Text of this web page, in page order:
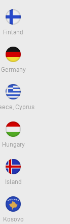
Finland
Germany
Cyprus
Hungary
Island
Kosovo